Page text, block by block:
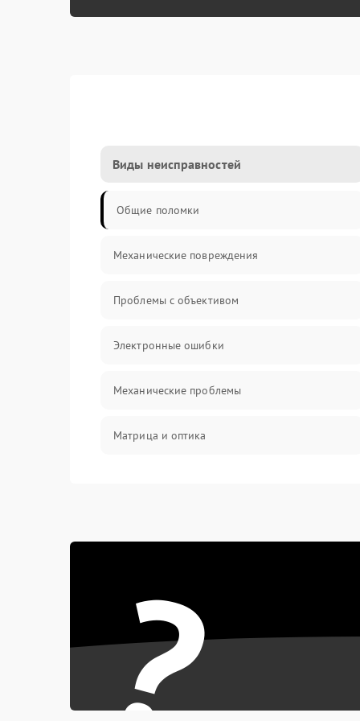
Виды неисправностей
Общие поломки
Механические повреждения
Проблемы с объективом
Электронные ошибки
Механические проблемы
Матрица и оптика
Программные сбои
Коммуникации и интерфейсы
?